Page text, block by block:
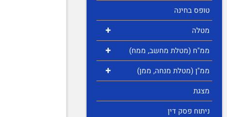
טופס בחינה
+ מטלה
+ ממ"ח (מטלת מחשב, ממח)
+
ממ"ן (מטלת מנחה, ממן)
מצגת
ניתוח פסק דין